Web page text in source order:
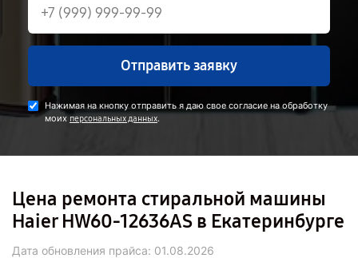
Отправить заявку
Нажимая на кнопку отправить я даю свое согласие на обработку
моих персональных данных.
Цена ремонта стиральной машины
Haier HW60-12636AS в Екатеринбурге
Дата обновления прайса: 01.08.2026